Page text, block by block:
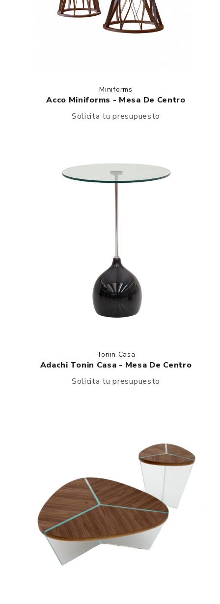
Miniforms
Acco Miniforms - Mesa De Centro
Solicita tu presupuesto
Tonin Casa
Adachi Tonin Casa - Mesa De Centro
Solicita tu presupuesto